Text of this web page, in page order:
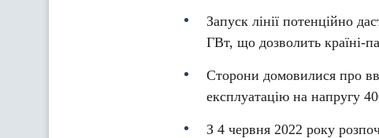
Запуск лінії потенційно
ГВт, що дозволить країні-
Сторони домовилися про
експлуатацію на напругу
З 4 червня 2022 року